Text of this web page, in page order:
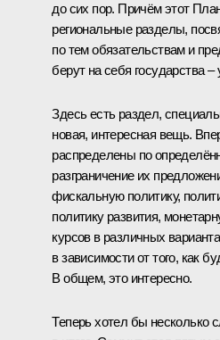
до сих пор. Причём этот
региональные разделы,
по тем обязательствам и
берут на себя государства –
Здесь есть раздел,
новая, интересная вещь.
распределены по
разграничение их
фискальную политику,
политику развития,
курсов в различных
в зависимости от того, как
В общем, это интересно.
Теперь хотел бы несколько